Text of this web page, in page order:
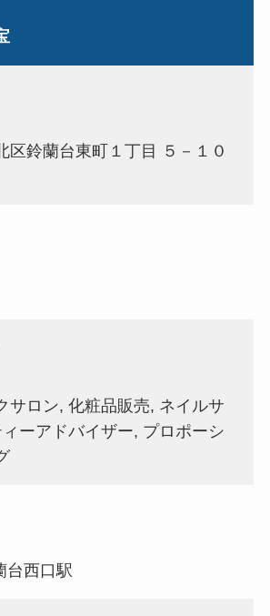
区鈴蘭台東町１丁目 ５－１０
サロン, 化粧品販売, ネイルサ
ーアドバイザー, プロポーシ
台西口駅